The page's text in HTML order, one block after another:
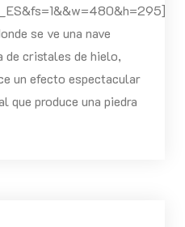
se ve una nave
de cristales de hielo,
un efecto espectacular
que produce una piedra